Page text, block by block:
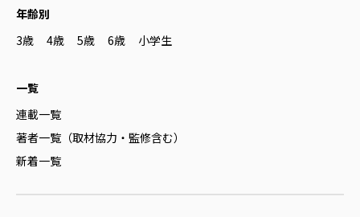
年齢別
3歳
4歳 5歳 6歳 小学生
一覧
連載一覧
著者一覧（取材協力・監修含む）
新着一覧